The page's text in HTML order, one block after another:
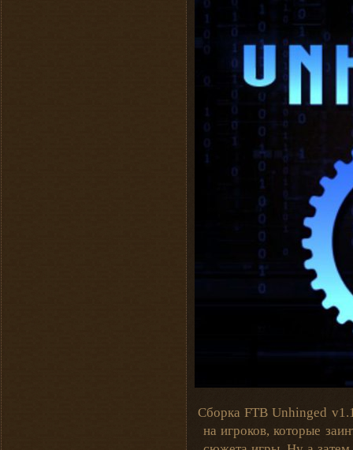
Сборка FTB Unhinged
на игроков, которые